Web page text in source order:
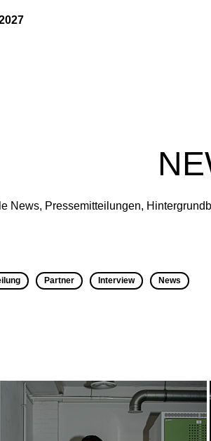
News, Pressemitteilungen,
Partner Interview News